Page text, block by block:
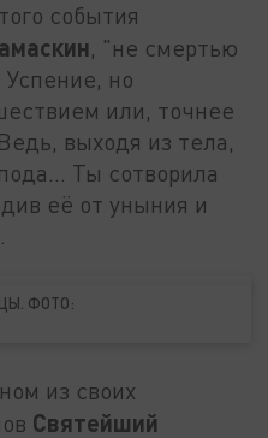
события
, "не смертью
но
или, точнее
выходя из тела,
Ты сотворила
её от уныния и
ФОТО:
из своих
Святейший